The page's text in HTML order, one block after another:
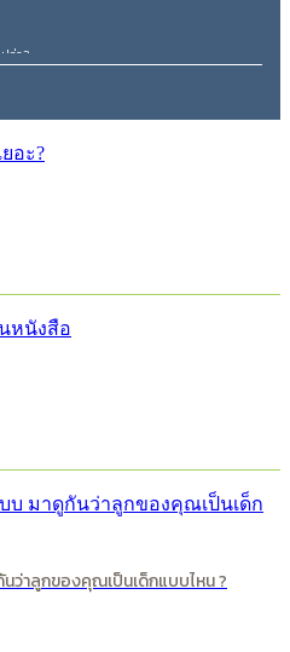
ล่า?
293Shares
ว่าลูกของคุณเป็นเด็กแบบไหน ?